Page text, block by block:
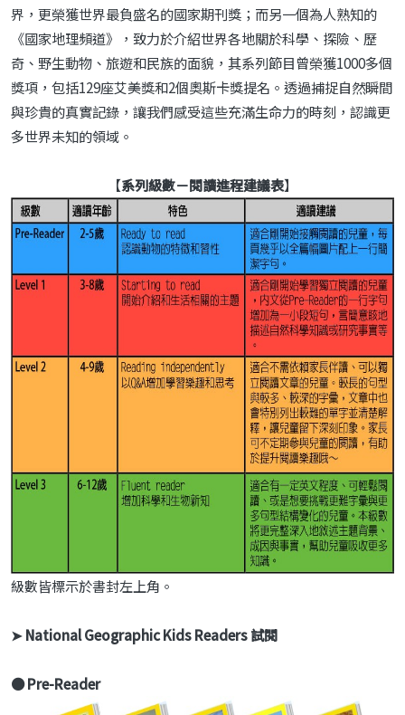
界，更榮獲世界最負盛名的國家期刊獎；而另一個為人熟知的
《國家地理頻道》，致力於介紹世界各地關於科學、探險、歷
奇、野生動物、旅遊和民族的面貌，其系列節目曾榮獲1000多個
獎項，包括129座艾美獎和2個奧斯卡獎提名。透過捕捉自然瞬間
與珍貴的真實記錄，讓我們感受這些充滿生命力的時刻，認識更
多世界未知的領域。
【系列級數－閱讀進程建議表】
級數皆標示於書封左上角。
➤ National Geographic Kids Readers 試閱
● Pre-Reader